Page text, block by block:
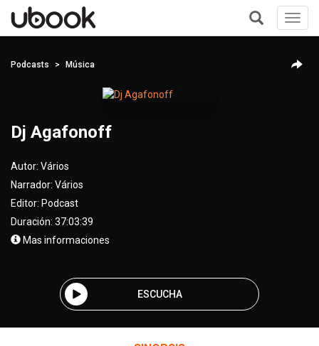
+
Podcasts Música
Dj Agafonoff
Autor: Vários
Narrador: Vários
Editor: Podcast
Duración: 37:03:39
Mas informaciones
ESCUCHA